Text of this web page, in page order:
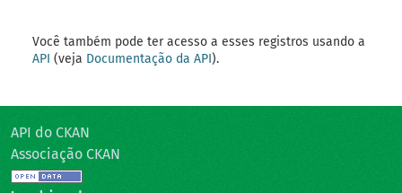
Você também pode ter acesso a esses registros usando a
API (veja Documentação da API).
API do CKAN
Associação CKAN